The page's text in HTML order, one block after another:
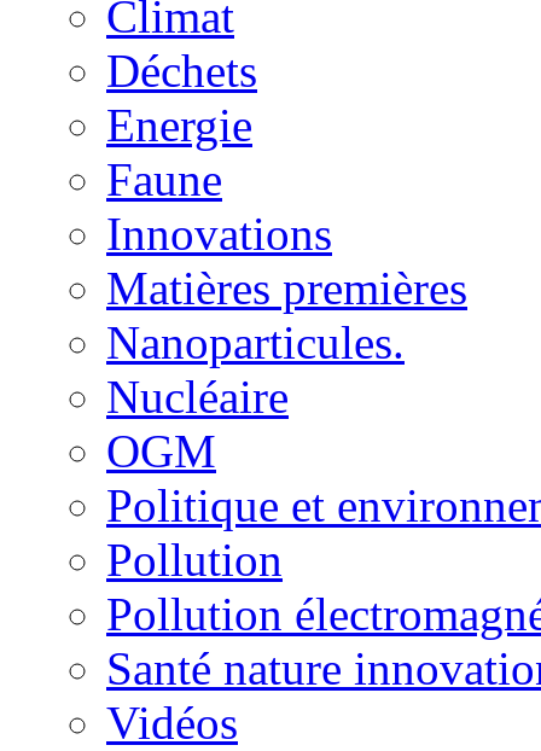
Climat
Déchets
Energie
Faune
Innovations
Matières premières
Nanoparticules.
Nucléaire
OGM
Politique et
Pollution
Pollution
Santé nature
Vidéos